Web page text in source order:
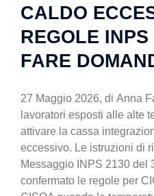
CALDO
REGOLE INPS
FARE
27 Maggio 2026, di Anna
lavoratori esposti alle alte
attivare la cassa
eccessivo. Le istruzioni di
Messaggio INPS 2130 del
confermato le regole per